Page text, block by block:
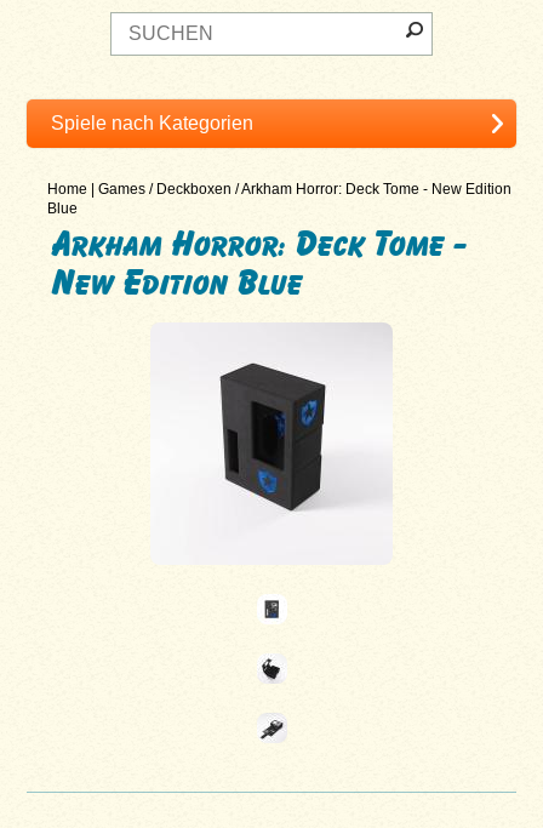
Home |Games / Deckboxen /Arkham Horror: Deck Tome - New Edition
Blue
Arkham Horror: Deck Tome -
New Edition Blue